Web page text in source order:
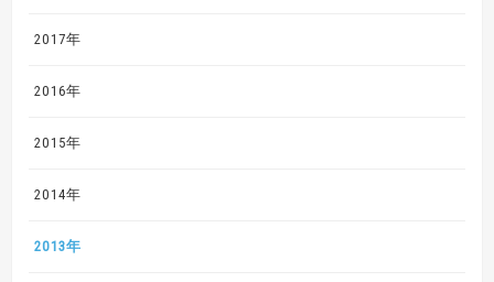
2017年
2016年
2015年
2014年
2013年